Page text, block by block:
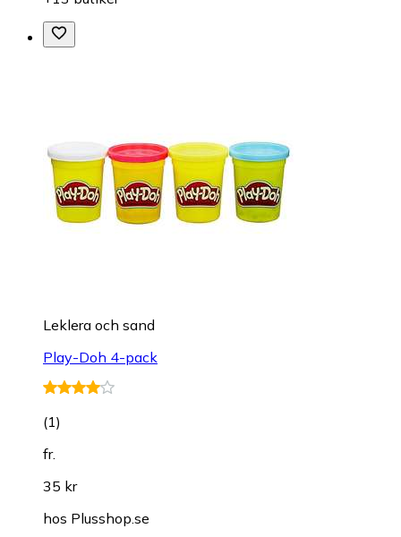
Leklera och sand
Play-Doh 4-pack
(1)
fr.
35 kr
hos Plusshop.se